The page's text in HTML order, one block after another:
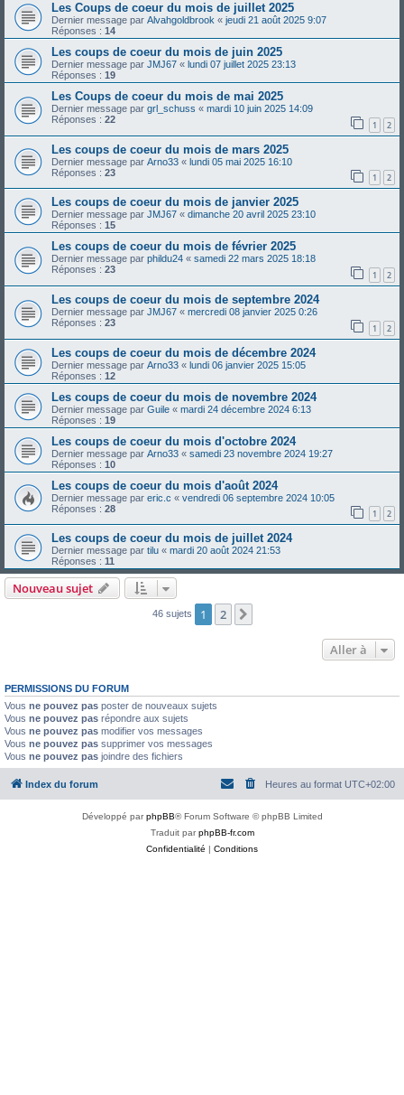
Les Coups de coeur du mois de juillet 2025
Dernier message par Alvahgoldbrook « jeudi 21 août 2025 9:07
Réponses : 14
Les coups de coeur du mois de juin 2025
Dernier message par JMJ67 « lundi 07 juillet 2025 23:13
Réponses : 19
Les Coups de coeur du mois de mai 2025
Dernier message par grl_schuss « mardi 10 juin 2025 14:09
Réponses : 22 1 2
Les coups de coeur du mois de mars 2025
Dernier message par Arno33 « lundi 05 mai 2025 16:10
Réponses : 23 1 2
Les coups de coeur du mois de janvier 2025
Dernier message par JMJ67 « dimanche 20 avril 2025 23:10
Réponses : 15
Les coups de coeur du mois de février 2025
Dernier message par phildu24 « samedi 22 mars 2025 18:18
Réponses : 23 1 2
Les coups de coeur du mois de septembre 2024
Dernier message par JMJ67 « mercredi 08 janvier 2025 0:26
Réponses : 23 1 2
Les coups de coeur du mois de décembre 2024
Dernier message par Arno33 « lundi 06 janvier 2025 15:05
Réponses : 12
Les coups de coeur du mois de novembre 2024
Dernier message par Guile « mardi 24 décembre 2024 6:13
Réponses : 19
Les coups de coeur du mois d'octobre 2024
Dernier message par Arno33 « samedi 23 novembre 2024 19:27
Réponses : 10
Les coups de coeur du mois d'août 2024
Dernier message par eric.c « vendredi 06 septembre 2024 10:05
Réponses : 28 1 2
Les coups de coeur du mois de juillet 2024
Dernier message par tilu « mardi 20 août 2024 21:53
Réponses : 11
Nouveau sujet
46 sujets 1 2
Aller à
PERMISSIONS DU FORUM
Vous ne pouvez pas poster de nouveaux sujets
Vous ne pouvez pas répondre aux sujets
Vous ne pouvez pas modifier vos messages
Vous ne pouvez pas supprimer vos messages
Vous ne pouvez pas joindre des fichiers
Index du forum Heures au format UTC+02:00
Développé parphpBB® Forum Software © phpBB Limited
Traduit parphpBB-fr.com
Confidentialité | Conditions